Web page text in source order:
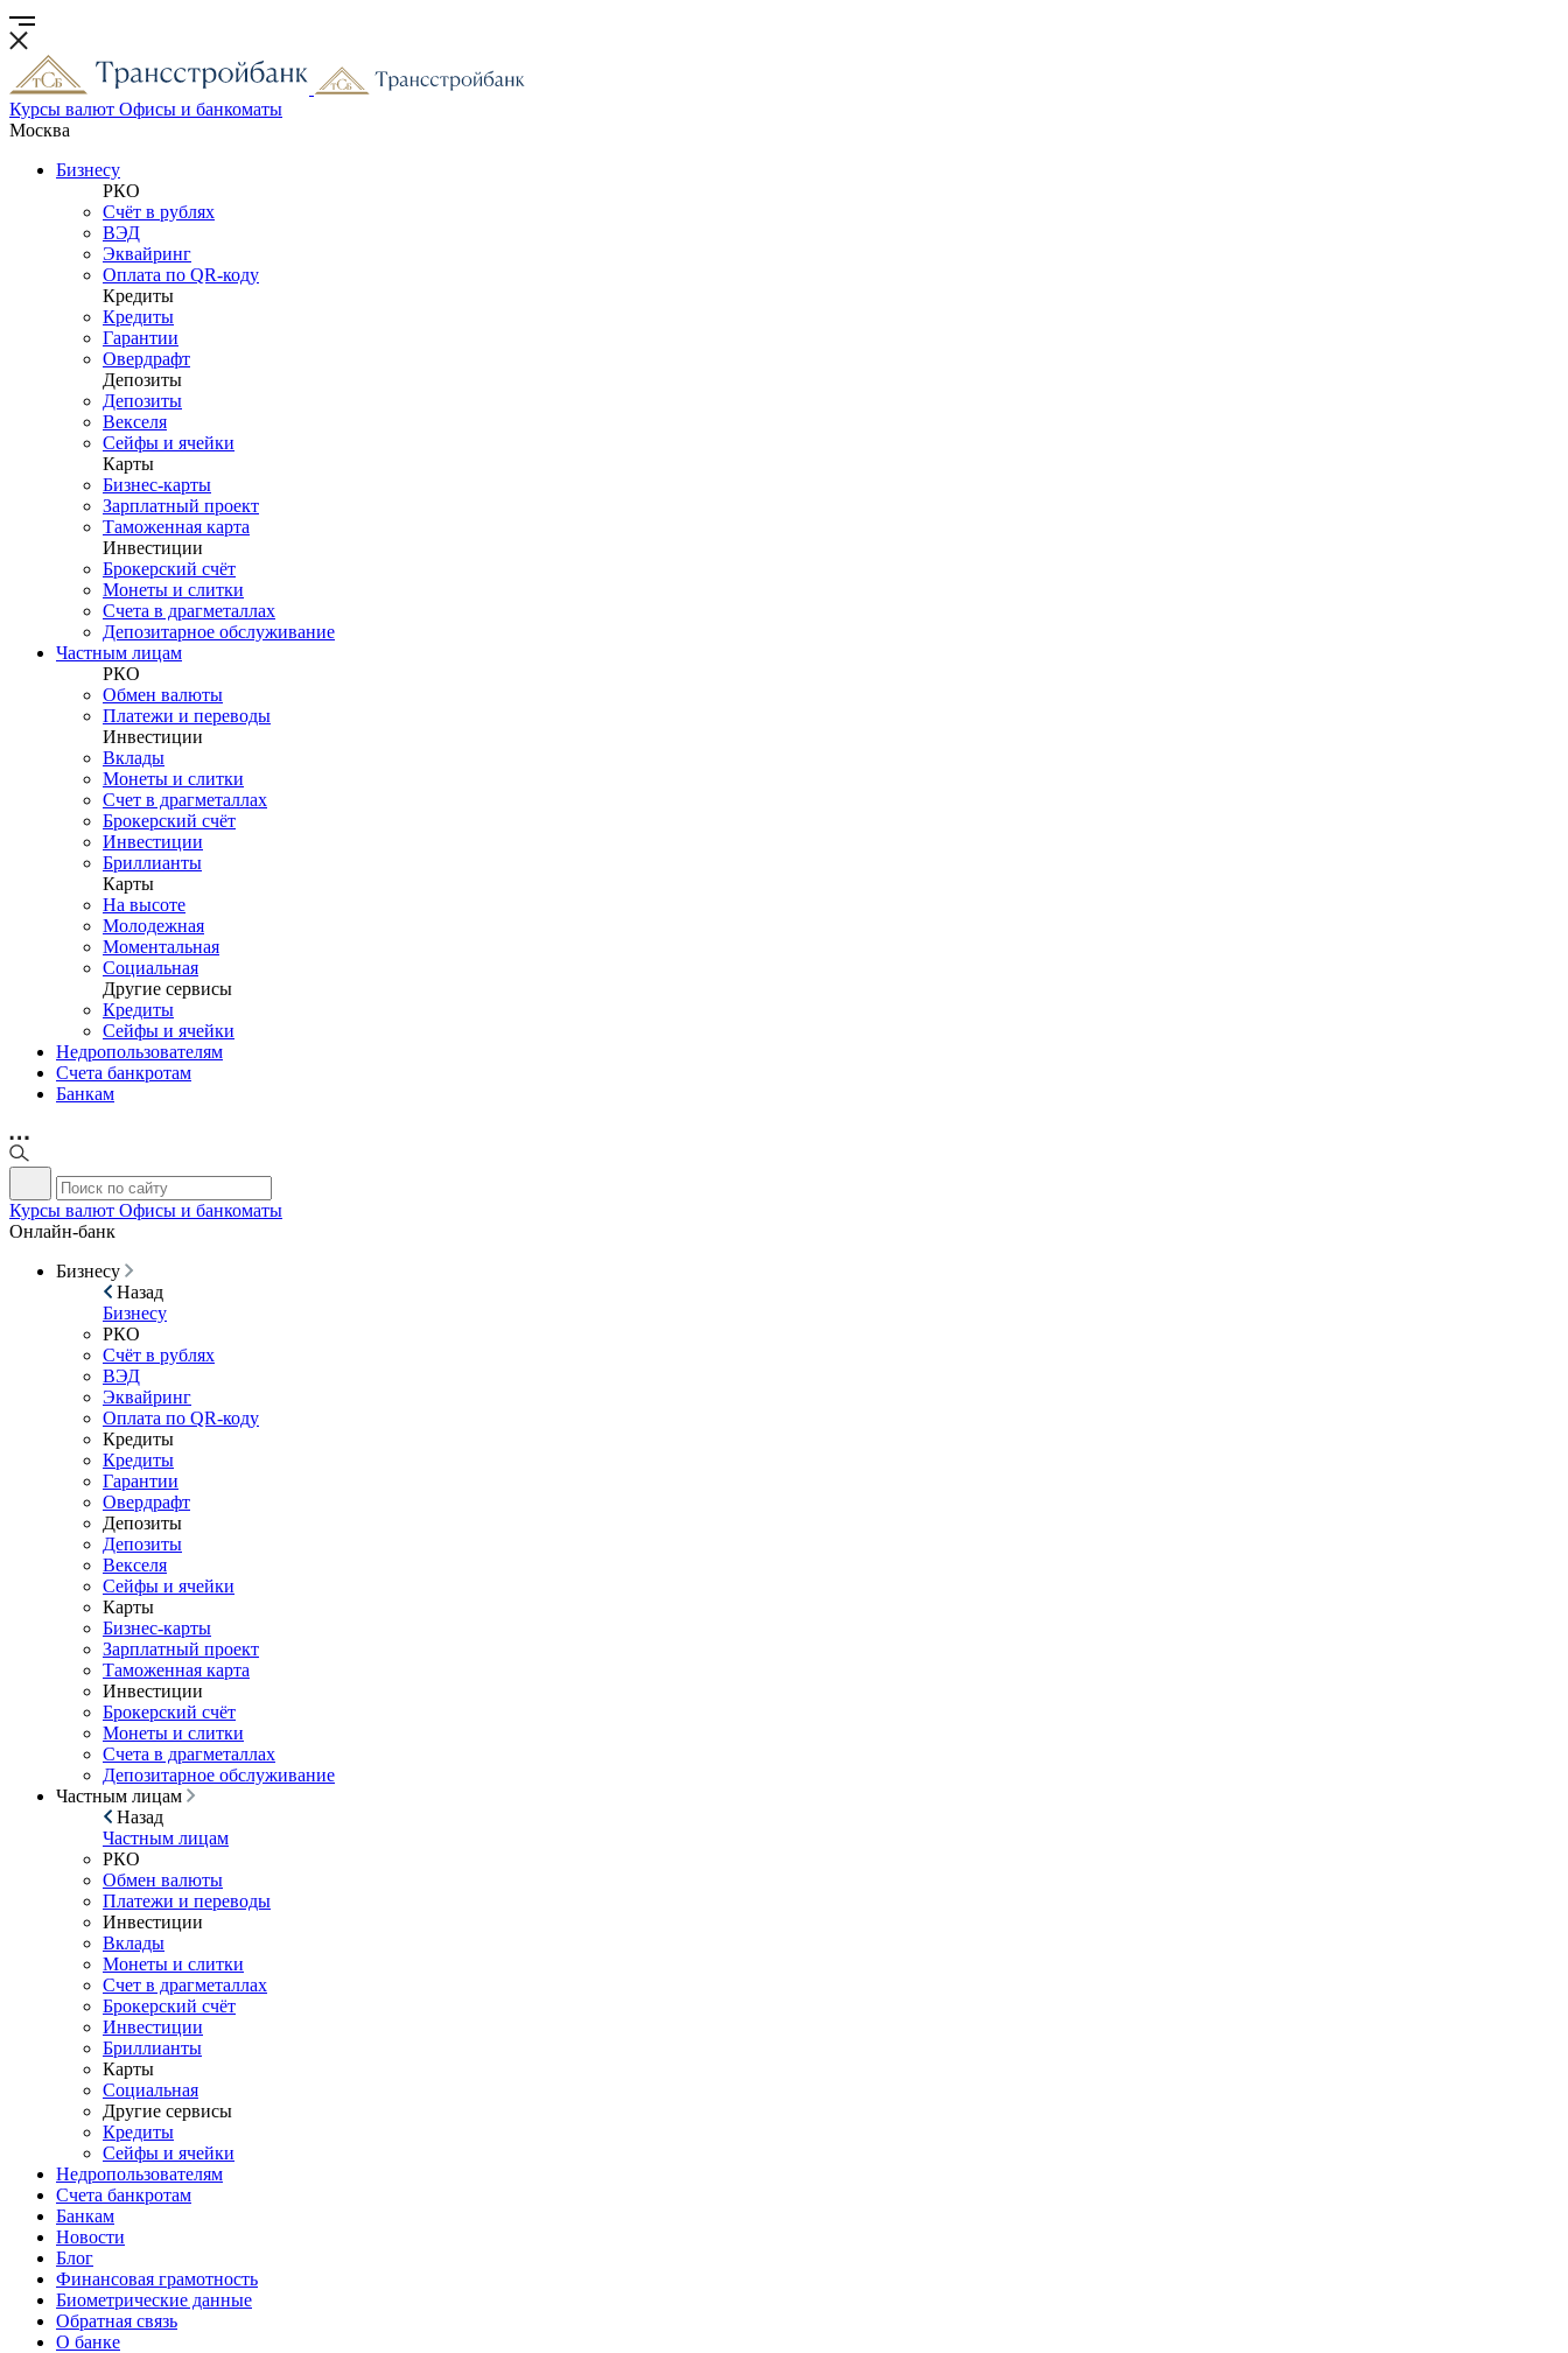
Курсы валют Офисы и банкоматы
Москва
Бизнесу
РКО
Счёт в рублях
ВЭД
Эквайринг
Оплата по QR-коду
Кредиты
Кредиты
Гарантии
Овердрафт
Депозиты
Депозиты
Векселя
Сейфы и ячейки
Карты
Бизнес-карты
Зарплатный проект
Таможенная карта
Инвестиции
Брокерский счёт
Монеты и слитки
Счета в драгметаллах
Депозитарное обслуживание
Частным лицам
РКО
Обмен валюты
Платежи и переводы
Инвестиции
Вклады
Монеты и слитки
Счет в драгметаллах
Брокерский счёт
Инвестиции
Бриллианты
Карты
На высоте
Молодежная
Моментальная
Социальная
Другие сервисы
Кредиты
Сейфы и ячейки
Недропользователям
Счета банкротам
Банкам
Курсы валют Офисы и банкоматы
Онлайн-банк
Бизнесу
Назад
Бизнесу
РКО
Счёт в рублях
ВЭД
Эквайринг
Оплата по QR-коду
Кредиты
Кредиты
Гарантии
Овердрафт
Депозиты
Депозиты
Векселя
Сейфы и ячейки
Карты
Бизнес-карты
Зарплатный проект
Таможенная карта
Инвестиции
Брокерский счёт
Монеты и слитки
Счета в драгметаллах
Депозитарное обслуживание
Частным лицам
Назад
Частным лицам
РКО
Обмен валюты
Платежи и переводы
Инвестиции
Вклады
Монеты и слитки
Счет в драгметаллах
Брокерский счёт
Инвестиции
Бриллианты
Карты
Социальная
Другие сервисы
Кредиты
Сейфы и ячейки
Недропользователям
Счета банкротам
Банкам
Новости
Блог
Финансовая грамотность
Биометрические данные
Обратная связь
О банке